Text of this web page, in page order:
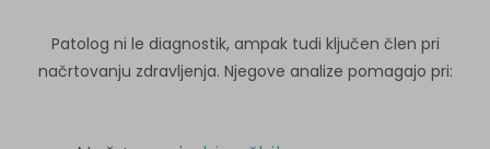
Patolog ni le diagnostik, ampak tudi ključen člen pri
načrtovanju zdravljenja. Njegove analize pomagajo pri: